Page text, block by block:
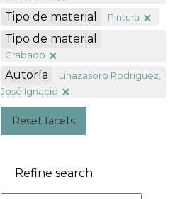
Tipo de material Pintura
Tipo de material
Grabado
Autoría
Linazasoro Rodríguez,
José Ignacio
Reset facets
Refine search